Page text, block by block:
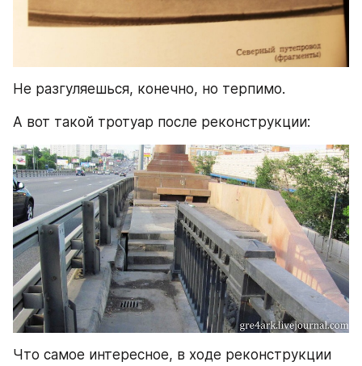
Не разгуляешься, конечно, но терпимо.
А вот такой тротуар после реконструкции:
Что самое интересное, в ходе реконструкции